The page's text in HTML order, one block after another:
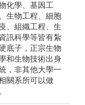
化學、基因工
生物工程、細胞
、組織工程、生
訊科學等皆有紮
底子，正宗生物
和生物技術出身
，非其他大學一
關系所可以做